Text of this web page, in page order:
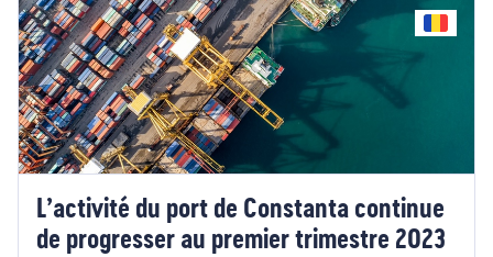
L’activité du port de Constanta continue
de progresser au premier trimestre 2023